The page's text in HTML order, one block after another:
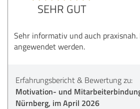
SEHR GUT
Sehr informativ und auch
angewendet werden.
Erfahrungsbericht & Bewertung zu:
Motivation- und
Nürnberg, im April 2026